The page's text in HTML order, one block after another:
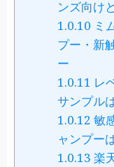
ンズ向け
1.0.10 ミ
プー・新
ー
1.0.11 レ
サンプル
1.0.12 敏
ャンプー
1.0.13 楽